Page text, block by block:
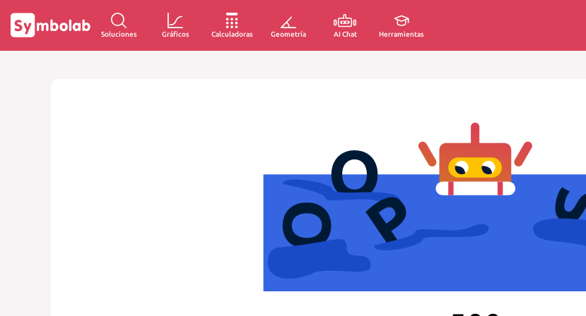
Soluciones Gráficos Calculadoras Geometría AI Chat Herramientas